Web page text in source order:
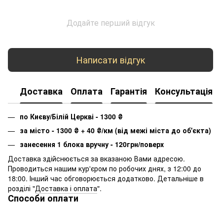
Додайте перший відгук
Написати відгук
Доставка Оплата Гарантія Консультація
по Києву/Білій Церкві - 1300 ₴
за місто - 1300 ₴ + 40 ₴/км (від межі міста до об'єкта)
занесення 1 блока вручну - 120грн/поверх
Доставка здійснюється за вказаною Вами адресою.
Проводиться нашим кур'єром по робочих днях, з 12:00 до
18:00. Інший час обговорюється додатково. Детальніше в
розділі "Доставка і оплата".
Способи оплати